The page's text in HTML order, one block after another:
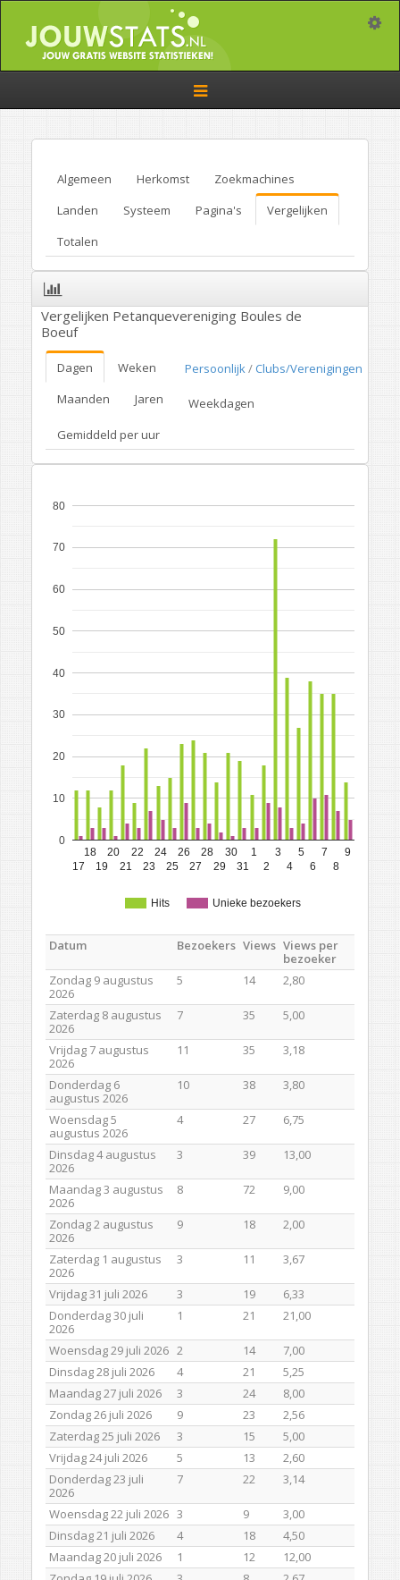
Toggle
navigation
Algemeen Herkomst
Zoekmachines
Landen
Systeem Pagina's
Vergelijken
Totalen
Vergelijken Petanquevereniging Boules de
Boeuf
Persoonlijk / Clubs/Verenigingen
Dagen
Weken
Maanden
Jaren
Weekdagen
Gemiddeld per uur
Hits Unieke bezoekers
17
18
19
20
21
22
23
24
25
26
27
28
29
30
31
1
2
3
4
5
6
7
8
9
0
10
20
30
40
50
60
70
80
Datum Bezoekers Views Views per
bezoeker
Zondag 9 augustus
2026
5 14 2,80
Zaterdag 8 augustus
2026
7 35 5,00
Vrijdag 7 augustus
2026
11 35 3,18
Donderdag 6
augustus 2026
10 38 3,80
Woensdag 5
augustus 2026
4 27 6,75
Dinsdag 4 augustus
2026
3 39 13,00
Maandag 3 augustus
2026
8 72 9,00
Zondag 2 augustus
2026
9 18 2,00
Zaterdag 1 augustus
2026
3 11 3,67
Vrijdag 31 juli 2026 3 19
6,33
Donderdag 30 juli
2026
1 21 21,00
Woensdag 29 juli 2026 2 14
7,00
Dinsdag 28 juli 2026
4 21
5,25
Maandag 27 juli 2026
3 24
8,00
Zondag 26 juli 2026
9 23
2,56
Zaterdag 25 juli 2026
3 15
5,00
Vrijdag 24 juli 2026
5 13
2,60
Donderdag 23 juli
2026
7 22 3,14
Woensdag 22 juli 2026 3 9
3,00
Dinsdag 21 juli 2026
4 18
4,50
Maandag 20 juli 2026
1 12
12,00